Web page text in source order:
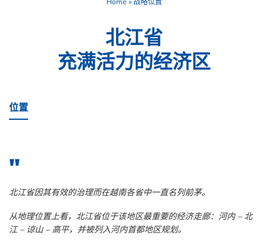
北江省
充满活力的经济区
位置
北江省因其有效的治理而在越南各省中一直名列前茅。
从地理位置上看，北江省位于该地区最重要的经济走廊：河内 – 北
江 – 谅山 – 高平，并被列入河内首都地区规划。